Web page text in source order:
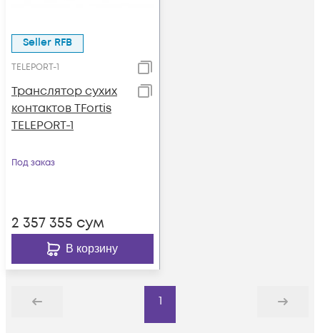
Seller RFB
TELEPORT-1
Транслятор сухих
контактов TFortis
TELEPORT-1
Под заказ
2 357 355 сум
В корзину
Назад
1
Дальше